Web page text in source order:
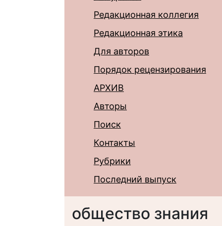
Редакционная коллегия
Редакционная этика
Для авторов
Порядок рецензирования
АРХИВ
Авторы
Поиск
Контакты
Рубрики
Последний выпуск
общество знания